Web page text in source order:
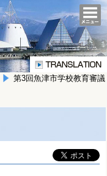
第3回魚津市学校教育審議